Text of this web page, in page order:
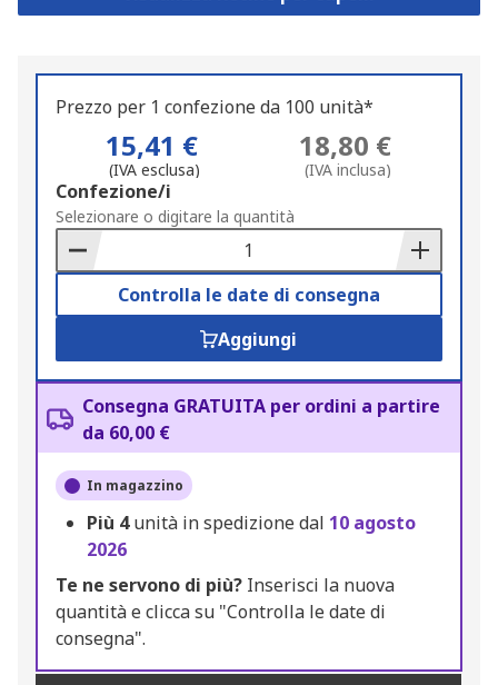
Prezzo per 1 confezione da 100 unità*
15,41 €
(IVA esclusa)
18,80 €
(IVA inclusa)
Add
to
Basket
Confezione/i
Selezionare o digitare la quantità
Controlla le date di consegna
Aggiungi
Consegna GRATUITA per ordini a partire
da 60,00 €
In magazzino
Più 4unità in spedizione dal 10 agosto
2026
Te ne servono di più? Inserisci la nuova
quantità e clicca su "Controlla le date di
consegna".